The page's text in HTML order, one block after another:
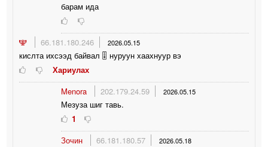
барам ида
🕎 66.181.180.246 2026.05.15
кислта ихсээд байвал 🎚 нуруун хаахнуур вэ
Хариулах
Menora
202.179.24.59 2026.05.15
Мезуза шиг тавь.
1
Зочин
66.181.180.57 2026.05.18